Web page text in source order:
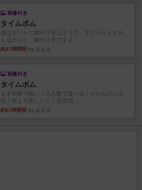
画像付き
タイムボム
僕はホントに嘘が下手なようで、すぐバレますみ
んなホント、嘘が上手ですよ...
約21時間前 by あまる
画像付き
タイムボム
まず簡単で軽い！大人数で遊べる！それなのに小
箱！何より楽しい！！正体隠...
約21時間前 by あまる